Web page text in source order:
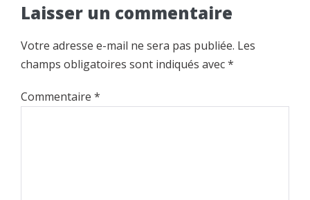
Laisser un commentaire
Votre adresse e-mail ne sera pas publiée. Les
champs obligatoires sont indiqués avec*
Commentaire *